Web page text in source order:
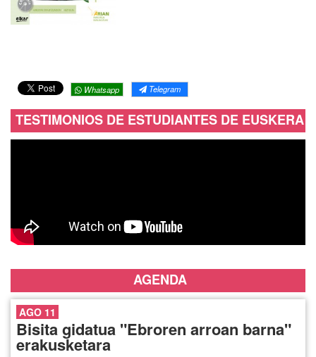
Whatsapp Telegram
TESTIMONIOS DE ESTUDIANTES DE EUSKERA
AGENDA
AGO 11
Bisita gidatua "Ebroren arroan barna"
erakusketara